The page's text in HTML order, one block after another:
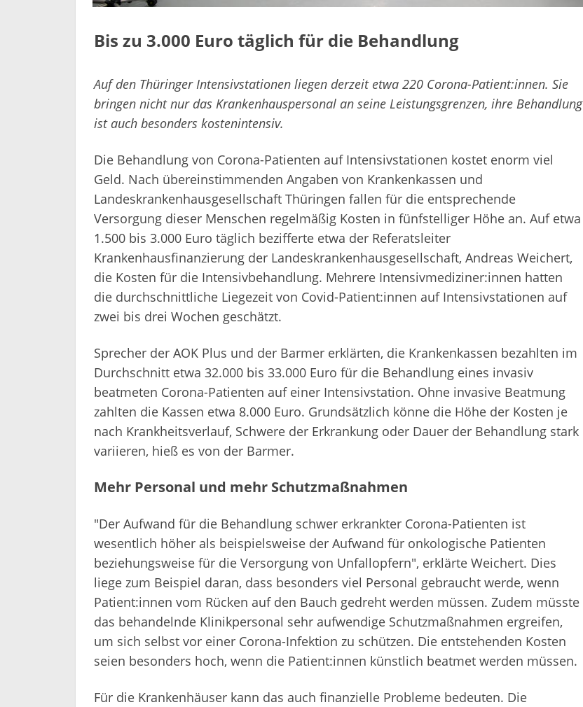
Bis zu 3.000 Euro täglich für die Behandlung
Auf den Thüringer Intensivstationen liegen derzeit etwa 220 Corona-Patient:innen. Sie
bringen nicht nur das Krankenhauspersonal an seine Leistungsgrenzen, ihre Behandlung
ist auch besonders kostenintensiv.
Die Behandlung von Corona-Patienten auf Intensivstationen kostet enorm viel
Geld. Nach übereinstimmenden Angaben von Krankenkassen und
Landeskrankenhausgesellschaft Thüringen fallen für die entsprechende
Versorgung dieser Menschen regelmäßig Kosten in fünfstelliger Höhe an. Auf etwa
1.500 bis 3.000 Euro täglich bezifferte etwa der Referatsleiter
Krankenhausfinanzierung der Landeskrankenhausgesellschaft, Andreas Weichert,
die Kosten für die Intensivbehandlung. Mehrere Intensivmediziner:innen hatten
die durchschnittliche Liegezeit von Covid-Patient:innen auf Intensivstationen auf
zwei bis drei Wochen geschätzt.
Sprecher der AOK Plus und der Barmer erklärten, die Krankenkassen bezahlten im
Durchschnitt etwa 32.000 bis 33.000 Euro für die Behandlung eines invasiv
beatmeten Corona-Patienten auf einer Intensivstation. Ohne invasive Beatmung
zahlten die Kassen etwa 8.000 Euro. Grundsätzlich könne die Höhe der Kosten je
nach Krankheitsverlauf, Schwere der Erkrankung oder Dauer der Behandlung stark
variieren, hieß es von der Barmer.
Mehr Personal und mehr Schutzmaßnahmen
"Der Aufwand für die Behandlung schwer erkrankter Corona-Patienten ist
wesentlich höher als beispielsweise der Aufwand für onkologische Patienten
beziehungsweise für die Versorgung von Unfallopfern", erklärte Weichert. Dies
liege zum Beispiel daran, dass besonders viel Personal gebraucht werde, wenn
Patient:innen vom Rücken auf den Bauch gedreht werden müssen. Zudem müsste
das behandelnde Klinikpersonal sehr aufwendige Schutzmaßnahmen ergreifen,
um sich selbst vor einer Corona-Infektion zu schützen. Die entstehenden Kosten
seien besonders hoch, wenn die Patient:innen künstlich beatmet werden müssen.
Für die Krankenhäuser kann das auch finanzielle Probleme bedeuten. Die